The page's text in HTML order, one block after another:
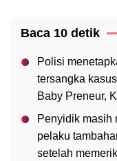
Baca 10 detik
Polisi
tersangka
Baby Preneur,
Penyidik masih
pelaku
setelah